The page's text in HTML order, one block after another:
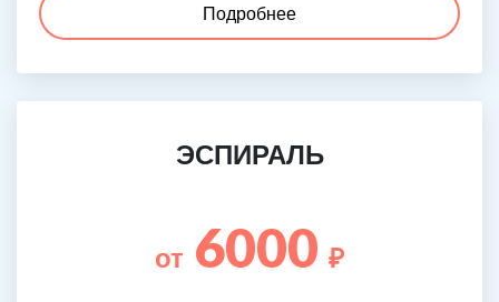
Подробнее
ЭСПИРАЛЬ
от 6000 ₽